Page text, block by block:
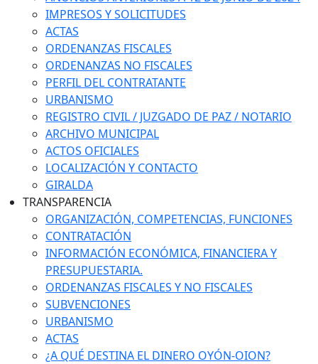
IMPRESOS Y SOLICITUDES
ACTAS
ORDENANZAS FISCALES
ORDENANZAS NO FISCALES
PERFIL DEL CONTRATANTE
URBANISMO
REGISTRO CIVIL / JUZGADO DE PAZ / NOTARIO
ARCHIVO MUNICIPAL
ACTOS OFICIALES
LOCALIZACIÓN Y CONTACTO
GIRALDA
TRANSPARENCIA
ORGANIZACIÓN, COMPETENCIAS, FUNCIONES
CONTRATACIÓN
INFORMACIÓN ECONÓMICA, FINANCIERA Y
PRESUPUESTARIA.
ORDENANZAS FISCALES Y NO FISCALES
SUBVENCIONES
URBANISMO
ACTAS
¿A QUÉ DESTINA EL DINERO OYÓN-OION?